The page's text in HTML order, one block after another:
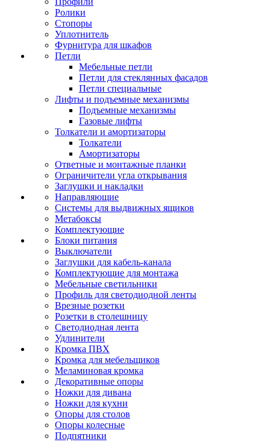
Ролики
Стопоры
Уплотнитель
Фурнитура для шкафов
Петли
Мебельные петли
Петли для стеклянных фасадов
Петли специальные
Лифты и подъемные механизмы
Подъемные механизмы
Газовые лифты
Толкатели и амортизаторы
Толкатели
Амортизаторы
Ответные и монтажные планки
Ограничители угла открывания
Заглушки и накладки
Направляющие
Системы для выдвижных ящиков
Метабоксы
Комплектующие
Блоки питания
Выключатели
Заглушки для кабель-канала
Комплектующие для монтажа
Мебельные светильники
Профиль для светодиодной ленты
Врезные розетки
Розетки в столешницу
Светодиодная лента
Удлинители
Кромка ПВХ
Кромка для мебельщиков
Меламиновая кромка
Декоративные опоры
Ножки для дивана
Ножки для кухни
Опоры для столов
Опоры колесные
Подпятники